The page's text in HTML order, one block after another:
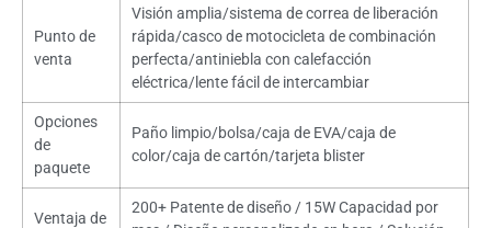
Punto de
venta
Visión amplia/sistema de correa de liberación
rápida/casco de motocicleta de combinación
perfecta/antiniebla con calefacción
eléctrica/lente fácil de intercambiar
Opciones
de
paquete
Paño limpio/bolsa/caja de EVA/caja de
color/caja de cartón/tarjeta blister
Ventaja de
200+ Patente de diseño / 15W Capacidad por